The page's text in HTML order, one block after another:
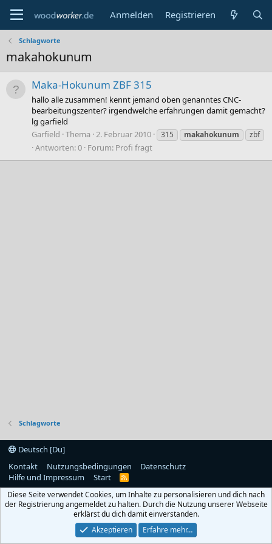
Anmelden Registrieren
Schlagworte
makahokunum
Maka-Hokunum ZBF 315
hallo alle zusammen! kennt jemand oben genanntes CNC-
bearbeitungszenter? irgendwelche erfahrungen damit gemacht?
lg garfield
Garfield Thema 2. Februar 2010 315 makahokunum zbf
Antworten: 0 Forum: Profi fragt
Schlagworte
Deutsch [Du]
Kontakt
Nutzungsbedingungen
Datenschutz
Hilfe und Impressum
Start
R
S
Diese Seite verwendet Cookies, um Inhalte zu personalisieren und dich nach
der Registrierung angemeldet zu halten. Durch die Nutzung unserer Webseite
erklärst du dich damit einverstanden.
Akzeptieren
Erfahre mehr…